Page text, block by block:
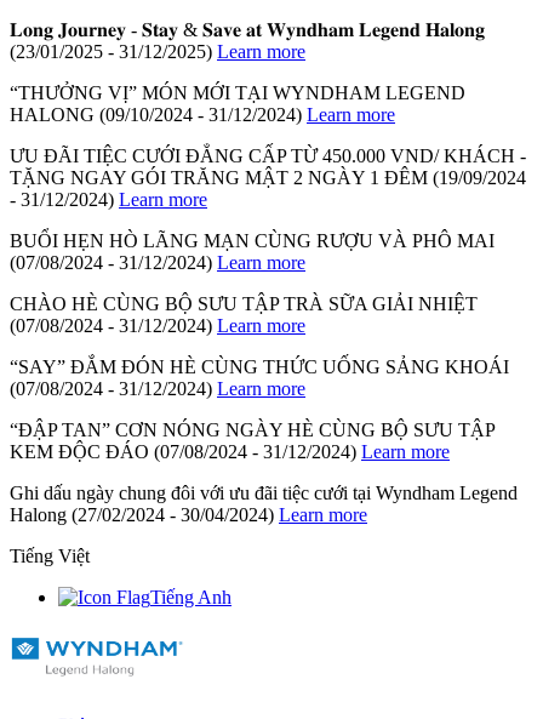
𝐋𝐨𝐧𝐠 𝐉𝐨𝐮𝐫𝐧𝐞𝐲 - 𝐒𝐭𝐚𝐲 & 𝐒𝐚𝐯𝐞 𝐚𝐭 𝐖𝐲𝐧𝐝𝐡𝐚𝐦 𝐋𝐞𝐠𝐞𝐧𝐝 𝐇𝐚𝐥𝐨𝐧𝐠
(23/01/2025 - 31/12/2025) Learn more
“THƯỞNG VỊ” MÓN MỚI TẠI WYNDHAM LEGEND
HALONG (09/10/2024 - 31/12/2024) Learn more
ƯU ĐÃI TIỆC CƯỚI ĐẲNG CẤP TỪ 450.000 VND/ KHÁCH -
TẶNG NGAY GÓI TRĂNG MẬT 2 NGÀY 1 ĐÊM (19/09/2024
- 31/12/2024) Learn more
BUỔI HẸN HÒ LÃNG MẠN CÙNG RƯỢU VÀ PHÔ MAI
(07/08/2024 - 31/12/2024) Learn more
CHÀO HÈ CÙNG BỘ SƯU TẬP TRÀ SỮA GIẢI NHIỆT
(07/08/2024 - 31/12/2024) Learn more
“SAY” ĐẮM ĐÓN HÈ CÙNG THỨC UỐNG SẢNG KHOÁI
(07/08/2024 - 31/12/2024) Learn more
“ĐẬP TAN” CƠN NÓNG NGÀY HÈ CÙNG BỘ SƯU TẬP
KEM ĐỘC ĐÁO (07/08/2024 - 31/12/2024) Learn more
Ghi dấu ngày chung đôi với ưu đãi tiệc cưới tại Wyndham Legend
Halong (27/02/2024 - 30/04/2024) Learn more
Tiếng Việt
Tiếng Anh